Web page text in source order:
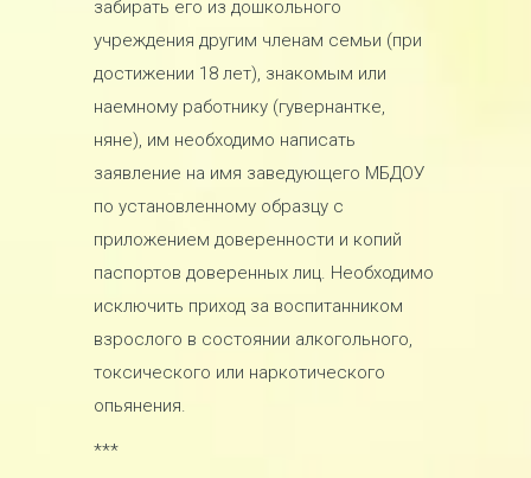
забирать его из дошкольного
учреждения другим членам семьи (при
достижении 18 лет), знакомым или
наемному работнику (гувернантке,
няне), им необходимо написать
заявление на имя заведующего МБДОУ
по установленному образцу с
приложением доверенности и копий
паспортов доверенных лиц. Необходимо
исключить приход за воспитанником
взрослого в состоянии алкогольного,
токсического или наркотического
опьянения.
***